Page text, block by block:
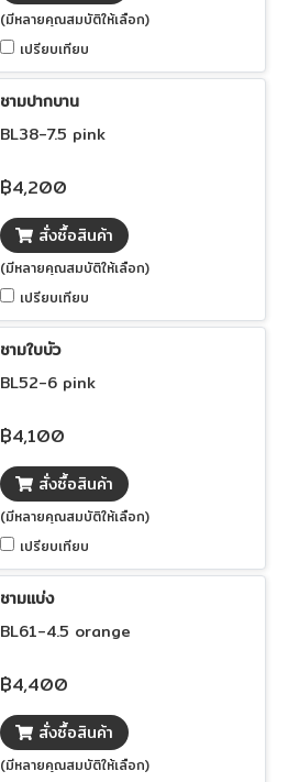
(มีหลายคุณสมบัติให้เลือก)
เปรียบเทียบ
ชามปากบาน
ฺBL38-7.5 pink
฿4,200
สั่งซื้อสินค้า
(มีหลายคุณสมบัติให้เลือก)
เปรียบเทียบ
ชามใบบัว
ฺBL52-6 pink
฿4,100
สั่งซื้อสินค้า
(มีหลายคุณสมบัติให้เลือก)
เปรียบเทียบ
ชามแบ่ง
BL61-4.5 orange
฿4,400
สั่งซื้อสินค้า
(มีหลายคุณสมบัติให้เลือก)